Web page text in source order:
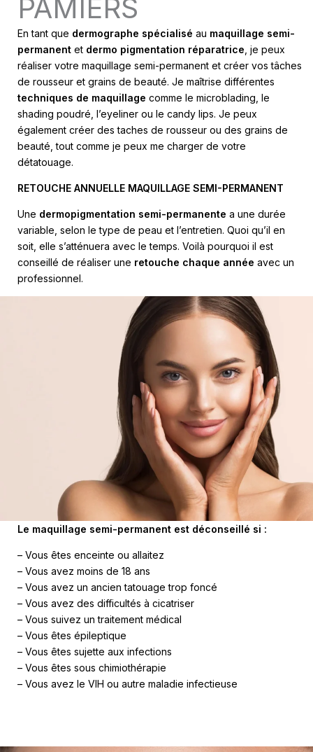
PAMIERS
En tant que dermographe spécialisé au maquillage semi-
permanent et dermo pigmentation réparatrice , je peux
réaliser votre maquillage semi-permanent et créer vos tâches
de rousseur et grains de beauté. Je maîtrise différentes
techniques de maquillage comme le microblading, le
shading poudré, l’eyeliner ou le candy lips. Je peux
également créer des taches de rousseur ou des grains de
beauté, tout comme je peux me charger de votre
détatouage.
RETOUCHE ANNUELLE MAQUILLAGE SEMI-PERMANENT
Une dermopigmentation semi-permanente a une durée
variable, selon le type de peau et l’entretien. Quoi qu’il en
soit, elle s’atténuera avec le temps. Voilà pourquoi il est
conseillé de réaliser une retouche chaque année avec un
professionnel.
Le maquillage semi-permanent est déconseillé si :
– ​Vous êtes enceinte ou allaitez
– Vous avez moins de 18 ans
– Vous avez un ancien tatouage trop foncé
– Vous avez des difficultés à cicatriser
– Vous suivez un traitement médical
– Vous êtes épileptique
– Vous êtes sujette aux infections
– Vous êtes sous chimiothérapie
– Vous avez le VIH ou autre maladie infectieuse